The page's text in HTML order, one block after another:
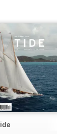
UK